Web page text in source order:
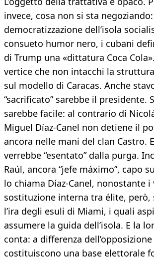
invece, cosa non si sta
democratizzazione dell’isola
consueto humor nero, i cubani
di Trump una «dittatura Coca
vertice che non intacchi la
sul modello di Caracas. Anche
“sacrificato” sarebbe il presidente.
sarebbe facile: al contrario di
Miguel Díaz-Canel non detiene il
ancora nelle mani del clan Castro.
verrebbe “esentato” dalla purga.
Raúl, ancora “jefe máximo”, capo
lo chiama Díaz-Canel, nonostante i
sostituzione interna tra élite, però,
l’ira degli esuli di Miami, i quali
assumere la guida dell’isola. E la
conta: a differenza
costituiscono una base elettorale